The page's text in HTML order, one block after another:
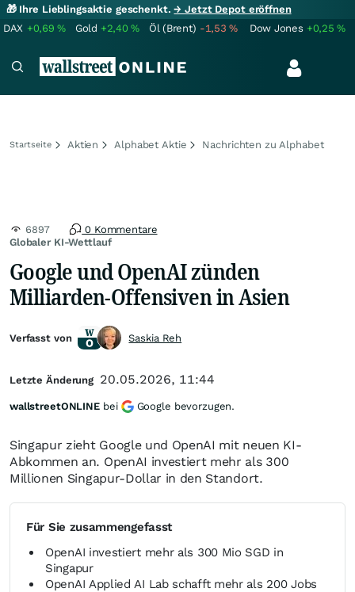
🎁 Ihre Lieblingsaktie geschenkt.→ Jetzt Depot eröffnen
DAX +0,69% Gold +2,40% Öl (Brent) -1,53% Dow Jones +0,25%
Startseite Aktien Alphabet Aktie Nachrichten zu Alphabet
Globaler KI-Wettlauf
6897 0 Kommentare
Google und OpenAI zünden
Milliarden-Offensiven in Asien
Singapur zieht Google und OpenAI mit neuen KI-
Abkommen an. OpenAI investiert mehr als 300
Millionen Singapur-Dollar in den Standort.
Für Sie zusammengefasst
OpenAI investiert mehr als 300 Mio SGD in
Singapur
OpenAI Applied AI Lab schafft mehr als 200 Jobs
Verfasst von Saskia Reh
Letzte Änderung 20.05.2026, 11:44
wallstreetONLINE bei Google bevorzugen.